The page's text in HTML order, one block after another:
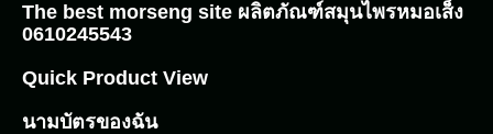
The best morseng site ผลิตภัณฑ์สมุนไพรหมอเส็ง
0610245543
Quick Product View
นามบัตรของฉัน